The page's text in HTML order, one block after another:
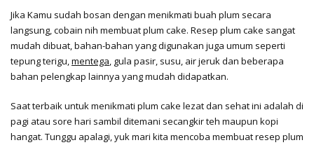
Jika Kamu sudah bosan dengan menikmati buah plum secara
langsung, cobain nih membuat plum cake. Resep plum cake sangat
mudah dibuat, bahan-bahan yang digunakan juga umum seperti
tepung terigu,mentega, gula pasir, susu, air jeruk dan beberapa
bahan pelengkap lainnya yang mudah didapatkan.
Saat terbaik untuk menikmati plum cake lezat dan sehat ini adalah di
pagi atau sore hari sambil ditemani secangkir teh maupun kopi
hangat. Tunggu apalagi, yuk mari kita mencoba membuat resep plum